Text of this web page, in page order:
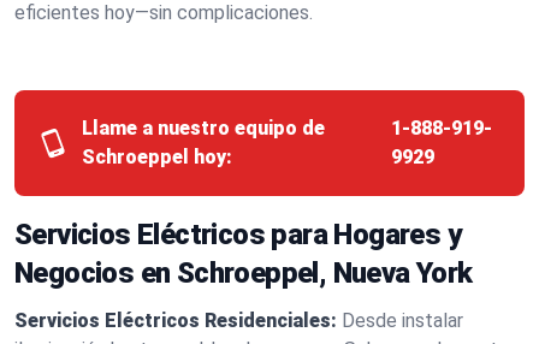
eficientes hoy—sin complicaciones.
Llame a nuestro equipo de
Schroeppel hoy:
1-888-919-
9929
Servicios Eléctricos para Hogares y
Negocios en Schroeppel, Nueva York
Servicios Eléctricos Residenciales: Desde instalar